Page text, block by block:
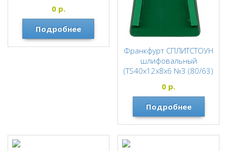
СПЛИТСТОУН
0р.
Подробнее
Франкфурт СПЛИТСТОУН
шлифовальный
(TS40х12х8х6 №3 (80/63)
СПЛИТСТОУН
0 р.
Подробнее